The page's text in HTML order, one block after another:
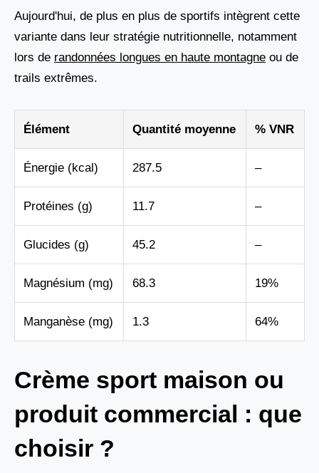
Aujourd'hui, de plus en plus de sportifs intègrent cette
variante dans leur stratégie nutritionnelle, notamment
lors de randonnées longues en haute montagne ou de
trails extrêmes.
Élément Quantité moyenne % VNR
Énergie (kcal) 287.5 –
Protéines (g) 11.7 –
Glucides (g) 45.2 –
Magnésium (mg) 68.3 19%
Manganèse (mg) 1.3 64%
Crème sport maison ou
produit commercial : que
choisir ?